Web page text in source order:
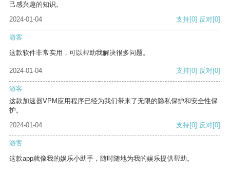
己感兴趣的知识。
2024-01-04
支持[0] 反对[0]
游客
这款软件非常实用，可以帮助我解决很多问题。
2024-01-04 支持[0] 反对[0]
游客
这款加速器VPM应用程序已经为我们带来了无限的隐私保护和安全性保
护。
2024-01-04
支持[0] 反对[0]
游客
这款app就像我的娱乐小助手，随时随地为我的娱乐提供帮助。